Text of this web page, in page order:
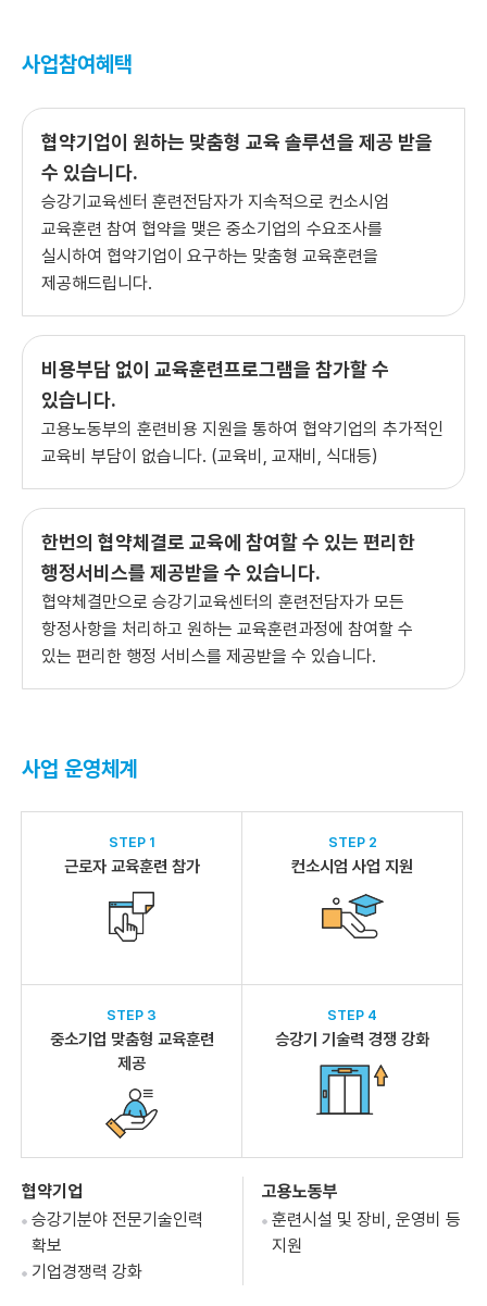
사업참여혜택
협약기업이 원하는 맞춤형 교육 솔루션을 제공 받을
수 있습니다.
승강기교육센터 훈련전담자가 지속적으로 컨소시엄
교육훈련 참여 협약을 맺은 중소기업의 수요조사를
실시하여 협약기업이 요구하는 맞춤형 교육훈련을
제공해드립니다.
비용부담 없이 교육훈련프로그램을 참가할 수
있습니다.
고용노동부의 훈련비용 지원을 통하여 협약기업의 추가적인
교육비 부담이 없습니다. (교육비, 교재비, 식대등)
한번의 협약체결로 교육에 참여할 수 있는 편리한
행정서비스를 제공받을 수 있습니다.
협약체결만으로 승강기교육센터의 훈련전담자가 모든
항정사항을 처리하고 원하는 교육훈련과정에 참여할 수
있는 편리한 행정 서비스를 제공받을 수 있습니다.
사업 운영체계
STEP 1
근로자 교육훈련 참가
STEP 2
컨소시엄 사업 지원
STEP 3
중소기업 맞춤형 교육훈련
제공
STEP 4
승강기 기술력 경쟁 강화
협약기업
승강기분야 전문기술인력
확보
기업경쟁력 강화
고용노동부
훈련시설 및 장비, 운영비 등
지원